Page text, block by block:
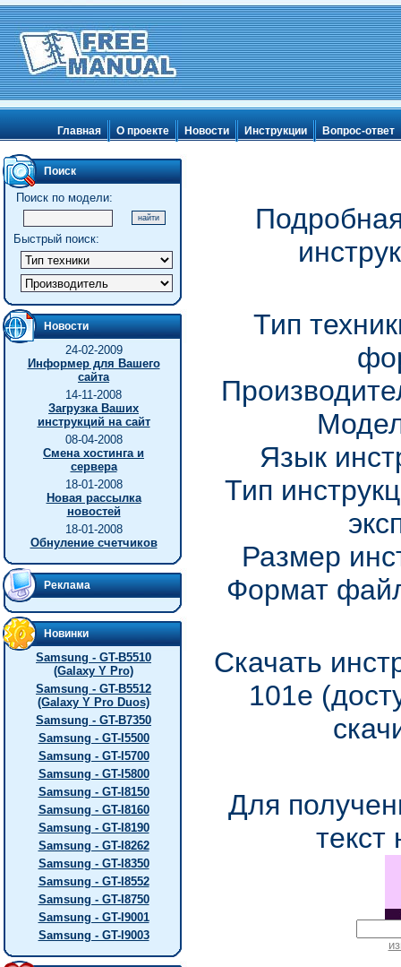
Главная О проекте Новости Инструкции Вопрос-ответ
Поиск
Поиск по модели:
Быстрый поиск:
Новости
24-02-2009
Информер для Вашего
сайта
14-11-2008
Загрузка Ваших
инструкций на сайт
08-04-2008
Смена хостинга и
сервера
18-01-2008
Новая рассылка
новостей
18-01-2008
Обнуление счетчиков
Реклама
Новинки
Samsung - GT-B5510
(Galaxy Y Pro)
Samsung - GT-B5512
(Galaxy Y Pro Duos)
Samsung - GT-B7350
Samsung - GT-I5500
Samsung - GT-I5700
Samsung - GT-I5800
Samsung - GT-I8150
Samsung - GT-I8160
Samsung - GT-I8190
Samsung - GT-I8262
Samsung - GT-I8350
Samsung - GT-I8552
Samsung - GT-I8750
Samsung - GT-I9001
Samsung - GT-I9003
Тип
Язык
Тип
Размер
Формат
Скачать
101e
Для
текст